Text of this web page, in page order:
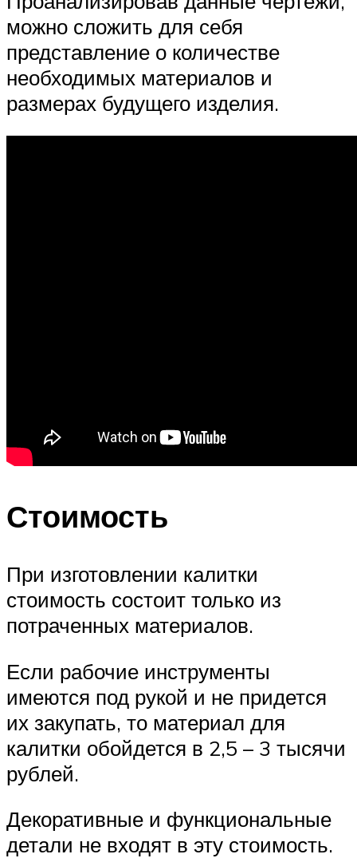
можно сложить для себя
представление о количестве
необходимых материалов и
размерах будущего изделия.
Стоимость
При изготовлении калитки
стоимость состоит только из
потраченных материалов.
Если рабочие инструменты
имеются под рукой и не придется
их закупать, то материал для
калитки обойдется в 2,5 – 3 тысячи
рублей.
Декоративные и функциональные
детали не входят в эту стоимость.